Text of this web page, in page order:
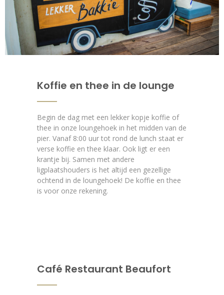
Koffie en thee in de lounge
Begin de dag met een lekker kopje koffie of
thee in onze loungehoek in het midden van de
pier. Vanaf 8:00 uur tot rond de lunch staat er
verse koffie en thee klaar. Ook ligt er een
krantje bij. Samen met andere
ligplaatshouders is het altijd een gezellige
ochtend in de loungehoek! De koffie en thee
is voor onze rekening.
Café Restaurant Beaufort